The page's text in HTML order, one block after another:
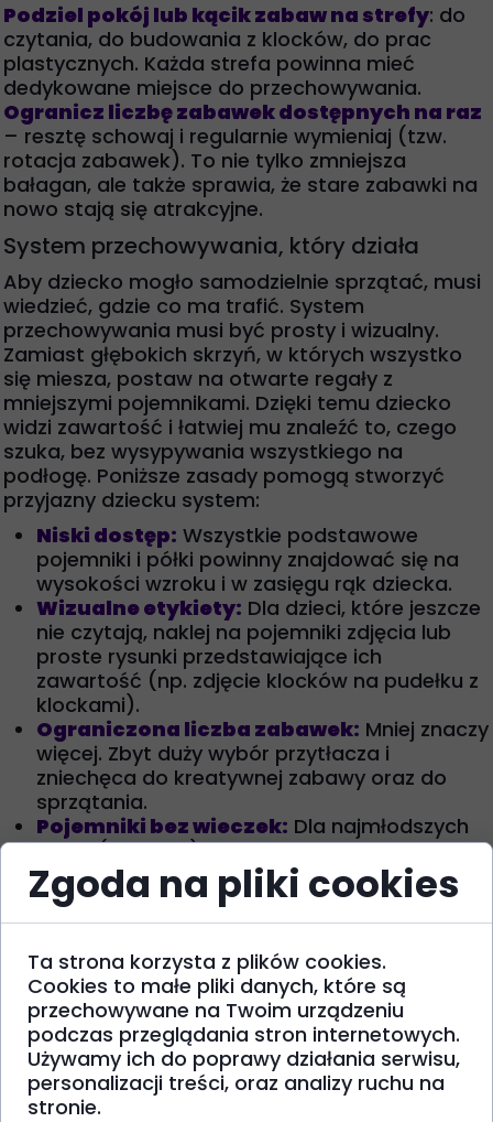
Podziel pokój lub kącik zabaw na strefy: do
czytania, do budowania z klocków, do prac
plastycznych. Każda strefa powinna mieć
dedykowane miejsce do przechowywania.
Ogranicz liczbę zabawek dostępnych na raz
– resztę schowaj i regularnie wymieniaj (tzw.
rotacja zabawek). To nie tylko zmniejsza
bałagan, ale także sprawia, że stare zabawki na
nowo stają się atrakcyjne.
System przechowywania, który działa
Aby dziecko mogło samodzielnie sprzątać, musi
wiedzieć, gdzie co ma trafić. System
przechowywania musi być prosty i wizualny.
Zamiast głębokich skrzyń, w których wszystko
się miesza, postaw na otwarte regały z
mniejszymi pojemnikami. Dzięki temu dziecko
widzi zawartość i łatwiej mu znaleźć to, czego
szuka, bez wysypywania wszystkiego na
podłogę. Poniższe zasady pomogą stworzyć
przyjazny dziecku system:
Niski dostęp: Wszystkie podstawowe
pojemniki i półki powinny znajdować się na
wysokości wzroku i w zasięgu rąk dziecka.
Wizualne etykiety: Dla dzieci, które jeszcze
nie czytają, naklej na pojemniki zdjęcia lub
proste rysunki przedstawiające ich
zawartość (np. zdjęcie klocków na pudełku z
klockami).
Ograniczona liczba zabawek: Mniej znaczy
więcej. Zbyt duży wybór przytłacza i
zniechęca do kreatywnej zabawy oraz do
sprzątania.
Pojemniki bez wieczek: Dla najmłodszych
dzieci (3-4 lata) zdejmowane pokrywki to
dodatkowa przeszkoda. Otwarte kosze i
pojemniki znacznie ułatwiają szybkie
wrzucenie zabawek na miejsce.
Jak wyrobić u dzieci
nawyki sprzątania:
porady i triki
Nawyk sprzątania nie pojawia się z dnia na dzień.
Zgoda na pliki cookies
Ta strona korzysta z plików cookies.
Cookies to małe pliki danych, które są
przechowywane na Twoim urządzeniu
podczas przeglądania stron internetowych.
Używamy ich do poprawy działania serwisu,
personalizacji treści, oraz analizy ruchu na
stronie.